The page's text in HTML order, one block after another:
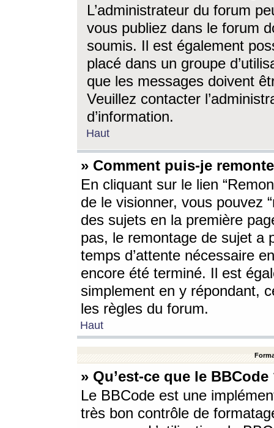
L’administrateur du forum
vous publiez dans le forum
soumis. Il est également
placé dans un groupe
que les messages doivent
Veuillez contacter
d’information.
Haut
» Comment puis-je
En cliquant sur le lien
de le visionner, vous pouvez
des sujets en la première
pas, le remontage de sujet a
temps d’attente nécessaire
encore été terminé. Il est
simplement en y répondant,
les règles du forum.
Haut
» Qu’est-ce que le BBCode
Le BBCode est une
très bon contrôle de